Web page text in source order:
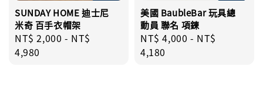
SUNDAY HOME 迪士尼
米奇 百手衣帽架
Regular
price
NT$ 2,000 - NT$
4,980
美國 BaubleBar 玩具總
動員 聯名 項鍊
Regular
price
NT$ 4,000 - NT$
4,180